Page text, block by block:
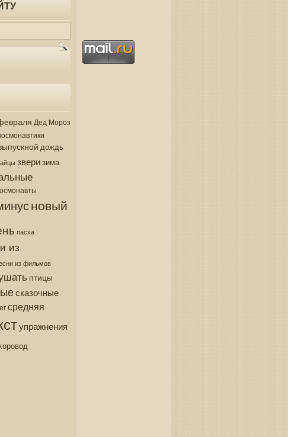
Дед Мороз
дождь
зверизима
новый
пасха
из
из фильмов
птицы
сказочные
средняя
упражнения